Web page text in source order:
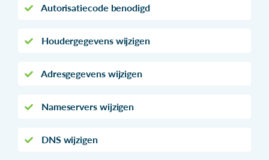
Autorisatiecode benodigd
Houdergegevens wijzigen
Adresgegevens wijzigen
Nameservers wijzigen
DNS wijzigen